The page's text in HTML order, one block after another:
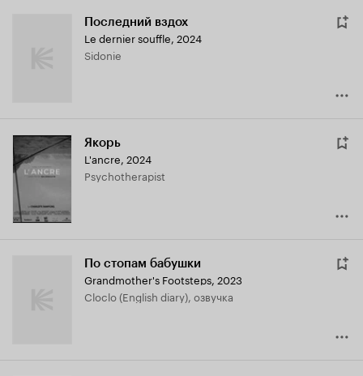
Последний вздох
Le dernier souffle, 2024
Sidonie
Якорь
L'ancre, 2024
Psychotherapist
По стопам бабушки
Grandmother's Footsteps, 2023
Cloclo (English diary), озвучка